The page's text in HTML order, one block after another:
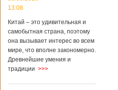
13:08
Китай – это удивительная и
самобытная страна, поэтому
она вызывает интерес во всем
мире, что вполне закономерно.
Древнейшие умения и
традиции >>>